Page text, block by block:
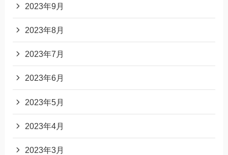
2023年9月
2023年8月
2023年7月
2023年6月
2023年5月
2023年4月
2023年3月